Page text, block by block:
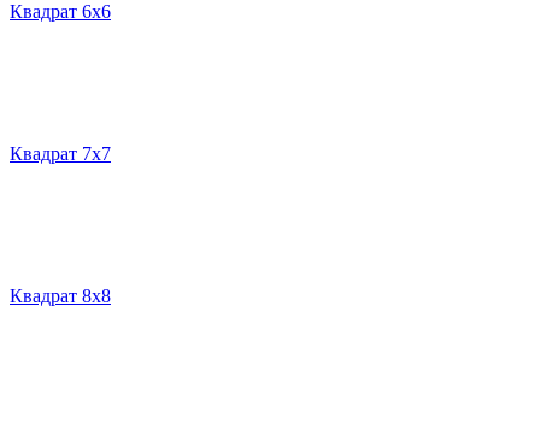
Квадрат 6х6
Квадрат 7х7
Квадрат 8х8